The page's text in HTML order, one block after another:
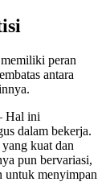
peran
antara
Hal ini
dalam bekerja.
kuat dan
pun bervariasi,
untuk menyimpan